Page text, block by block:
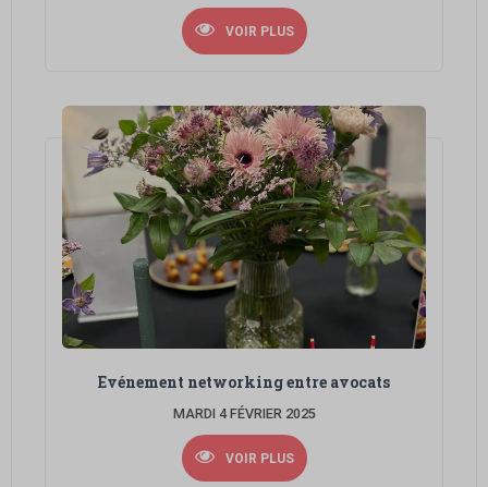
VOIR PLUS
Evénement networking entre avocats
MARDI 4 FÉVRIER 2025
VOIR PLUS